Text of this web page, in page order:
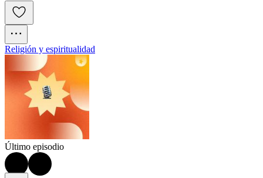
Religión y espiritualidad
Último episodio